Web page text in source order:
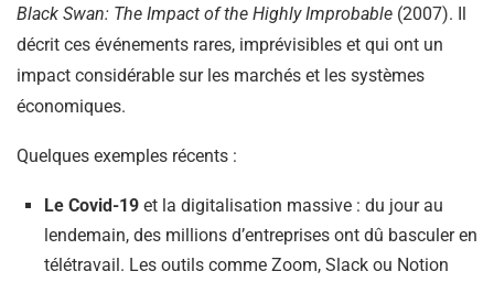
Black Swan: The Impact of the Highly Improbable (2007). Il
décrit ces événements rares, imprévisibles et qui ont un
impact considérable sur les marchés et les systèmes
économiques.
Quelques exemples récents :
Le Covid-19 et la digitalisation massive : du jour au
lendemain, des millions d’entreprises ont dû basculer en
télétravail. Les outils comme Zoom, Slack ou Notion